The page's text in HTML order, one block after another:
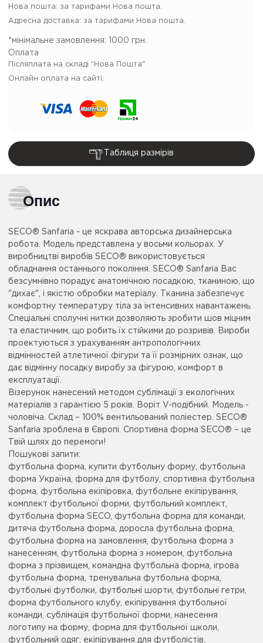
Нова пошта: за тарифами Нова пошта.
Адресна доставка: за тарифами Нова пошта.
*мінімальне замовлення:
1000 грн.
Оплата
Післяплата на складі "Нова Пошта"
Онлайн оплата на сайті:
Таблиця размірів
Опис
SECO® Sanfaria - це яскрава авторська дизайнерська
робота. Модель представлена ​​у восьми кольорах. У
виробництві виробів SECO® використовується
обладнання останнього покоління. SECO® Sanfaria Вас
безсумнівно порадує анатомічною посадкою, тканиною, що
"дихає", і якістю обробки матеріалу. Тканина забезпечує
комфортну температуру тіла за інтенсивних навантажень.
Спеціальні сполучні нитки дозволяють зробити шов міцним
та еластичним, що робить їх стійкими до розривів. Вироби
проектуються з урахуванням антропологічних
відмінностей атлетичної фігури та її розмірних ознак, що
дає відмінну посадку виробу за фігурою, комфорт в
експлуатації.
Візерунок нанесений методом сублімації з екологічних
матеріалів з гарантією 5 років. Воріт V-подібний. Модель -
чоловіча. Склад – 100% вентильований поліестер. SECO®
Sanfaria зроблена в Європі. Спортивна форма SECO® – це
Твій шлях до перемоги!
Пошукові запити:
футбольна форма, купити футбольну форму, футбольна
форма Україна, форма для футболу, спортивна футбольна
форма, футбольна екіпіровка, футбольне екіпірування,
комплект футбольної форми, футбольний комплект,
футбольна форма SECO, футбольна форма для команди,
дитяча футбольна форма, доросла футбольна форма,
футбольна форма на замовлення, футбольна форма з
нанесенням, футбольна форма з номером, футбольна
форма з прізвищем, командна футбольна форма, ігрова
футбольна форма, тренувальна футбольна форма,
футбольні футболки, футбольні шорти, футбольні гетри,
форма футбольного клубу, екіпірування футбольної
команди, сублімація футбольної форми, нанесення
логотипу на форму, форма для футбольної школи,
футбольний одяг, екіпірування для футболістів,